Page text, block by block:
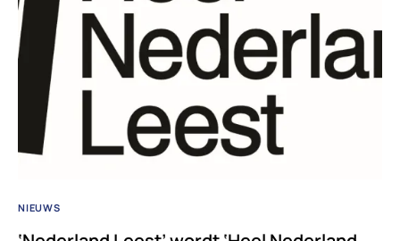
NIEUWS